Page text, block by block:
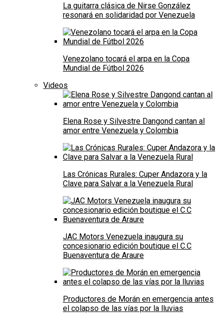
La guitarra clásica de Nirse González
resonará en solidaridad por Venezuela
Venezolano tocará el arpa en la Copa
Mundial de Fútbol 2026
Videos
Elena Rose y Silvestre Dangond cantan al
amor entre Venezuela y Colombia
Las Crónicas Rurales: Cuper Andazora y la
Clave para Salvar a la Venezuela Rural
JAC Motors Venezuela inaugura su
concesionario edición boutique el C.C
Buenaventura de Araure
Productores de Morán en emergencia antes
el colapso de las vías por la lluvias